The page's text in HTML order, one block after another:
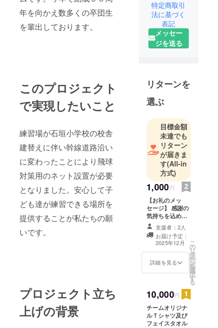
年を向かえ数多くの卒団生
を輩出しております。
このプロジェクト
で実現したいこと
練習場が石垣小学校の校舎
建替えに伴い幹線道路沿い
に変わったことにより飛球
対策用のネット設置が必要
となりました。安心して子
ども達が練習できる場所を
提供することが私たちの願
いです。
プロジェクト立ち
上げの背景
特定商取引
法に基づく
表記
メッセー
ジを送る
リターンを
選ぶ
目標金額
未達でも
リターン
が届きま
す(All-in
方式)
1,000円
【お礼のメッ
セージ】 感謝の
気持ちを込め
て、お礼のメッ
セージをお送り
します。
支援者：2人
お届け予定：
2025年12月
詳細を見る
こ
の
リ
タ
ー
ン
を
選
択
す
る
10,000円
チームオリジナ
ルＴシャツ及び
フェイスタオル